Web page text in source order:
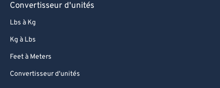
Convertisseur d'unités
Lbs à Kg
Kg à Lbs
Feet à Meters
Convertisseur d'unités